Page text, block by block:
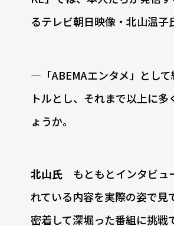
るテレビ朝日映像・北山温子
―「ABEMAエンタメ」とし
トルとし、それまで以上に
ょうか。
北山氏 もともとインタビュ
れている内容を実際の姿で見
密着して深堀った番組に挑戦